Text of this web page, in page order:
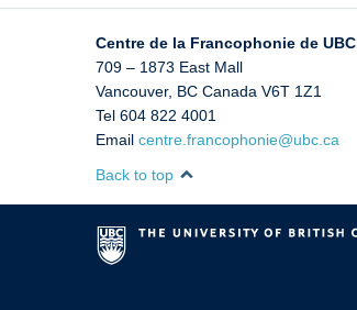
Centre de la Francophonie de UBC
709 – 1873 East Mall
Vancouver, BC Canada V6T 1Z1
Tel 604 822 4001
Email centre.francophonie@ubc.ca
Back to top